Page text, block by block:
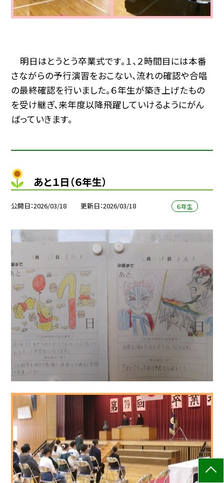
明日はとうとう卒業式です。１、２時間目には本番
さながらの予行演習をおこない、流れの確認や合唱
の最終確認を行いました。６年生が築き上げたもの
を受け継ぎ、来年度以降飛躍していけるようにがん
ばっていきます。
あと１日（６年生）
公開日 2026/03/18 更新日 2026/03/18 ６年生